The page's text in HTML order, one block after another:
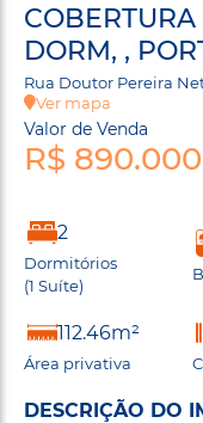
COBERTURA
DORM, ,
Rua Doutor Pereira
Ver mapa
Valor de Venda
R$ 890.000
2
Dormitórios
(1 Suíte)
112.46m²
Área privativa
DESCRIÇÃO DO